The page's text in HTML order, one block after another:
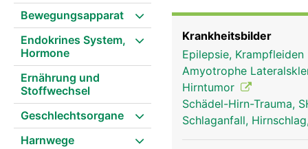
Bewegungsapparat
Endokrines System,
Hormone
Ernährung und
Stoffwechsel
Geschlechtsorgane
Harnwege
Lähmung auf der
(Lappen), die
Schläfenlappen, der
Bewegungen und
unbewussten
und unserer
verantwortlich. Das
Krankheitsbilder
Epilepsie, Krampfleiden
Amyotrophe
Hirntumor
Schädel-Hirn-Trauma,
Schlaganfall,